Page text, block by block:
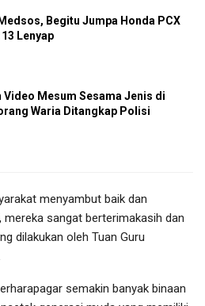
Begitu Jumpa Honda PCX
Lenyap
Video Mesum Sesama Jenis di
Waria Ditangkap Polisi
menyambut baik dan
sangat berterimakasih dan
dilakukan oleh Tuan Guru
semakin banyak binaan